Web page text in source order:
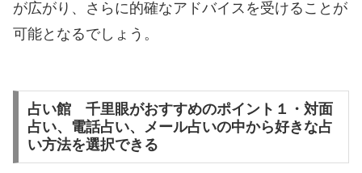
が広がり、さらに的確なアドバイスを受けることが
可能となるでしょう。
占い館 千里眼がおすすめのポイント１・対面
占い、電話占い、メール占いの中から好きな占
い方法を選択できる